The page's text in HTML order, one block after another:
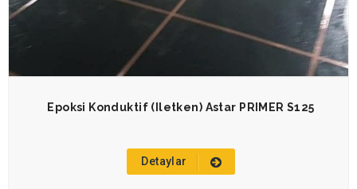
Epoksi Konduktif (iletken) Astar PRIMER S125
Detaylar